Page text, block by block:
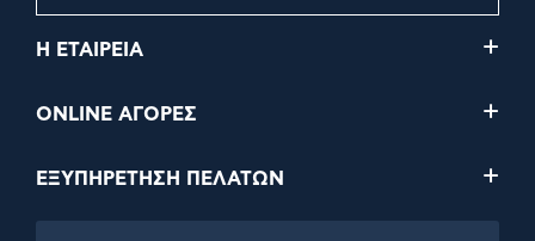
Η ΕΤΑΙΡΕΙΑ
ONLINE ΑΓΟΡΕΣ
ΕΞΥΠΗΡΕΤΗΣΗ ΠΕΛΑΤΩΝ